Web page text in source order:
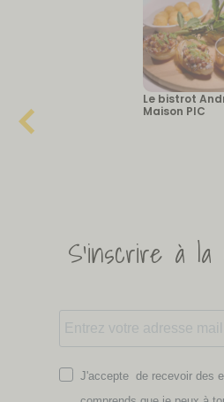
Le bistrot
Maison PIC
S'inscrire à la
J'accepte de recevoir des